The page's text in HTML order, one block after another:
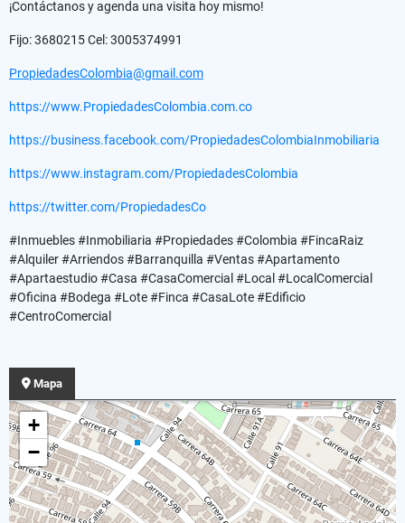
¡Contáctanos y agenda una visita hoy mismo!
Fijo: 3680215 Cel: 3005374991
PropiedadesColombia@gmail.com
https://www.PropiedadesColombia.com.co
https://business.facebook.com/PropiedadesColombiaInmobiliaria
https://www.instagram.com/PropiedadesColombia
https://twitter.com/PropiedadesCo
#Inmuebles #Inmobiliaria #Propiedades #Colombia #FincaRaiz
#Alquiler #Arriendos #Barranquilla #Ventas #Apartamento
#Apartaestudio #Casa #CasaComercial #Local #LocalComercial
#Oficina #Bodega #Lote #Finca #CasaLote #Edificio
#CentroComercial
Mapa
+
−